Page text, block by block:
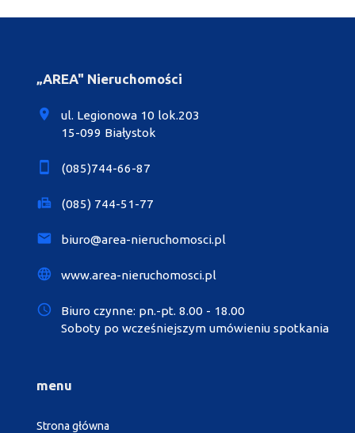
„AREA" Nieruchomości
ul. Legionowa 10 lok.203
15-099 Białystok
(085)744-66-87
(085) 744-51-77
biuro@area-nieruchomosci.pl
www.area-nieruchomosci.pl
Biuro czynne: pn.-pt. 8.00 - 18.00
Soboty po wcześniejszym umówieniu spotkania
menu
Strona główna